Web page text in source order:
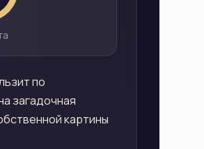
по
загадочная
картины